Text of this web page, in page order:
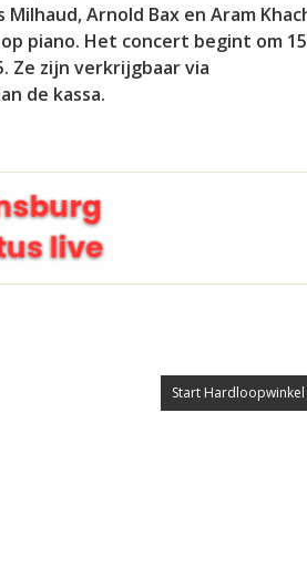
Arnold Bax en Aram
piano. Het concert begint om
Ze zijn verkrijgbaar via
de kassa.
Start Hardloopwinkel